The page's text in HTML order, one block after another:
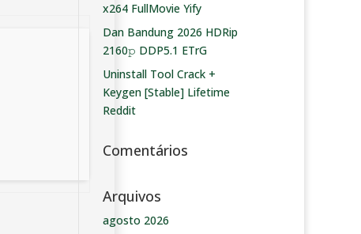
x264 FullMovie Yify
Dan Bandung 2026 HDRip
2160𝚙 DDP5.1 ETrG
Uninstall Tool Crack +
Keygen [Stable] Lifetime
Reddit
Comentários
Arquivos
agosto 2026